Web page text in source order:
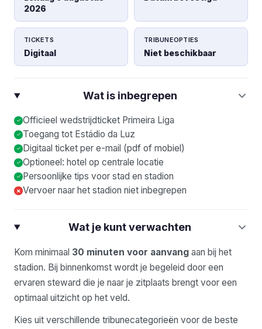
2026
TICKETS
Digitaal
TRIBUNEOPTIES
Niet beschikbaar
Wat is inbegrepen
Officieel wedstrijdticket Primeira Liga
Toegang tot Estádio da Luz
Digitaal ticket per e-mail (pdf of mobiel)
Optioneel: hotel op centrale locatie
Persoonlijke tips voor stad en stadion
× Vervoer naar het stadion niet inbegrepen
Wat je kunt verwachten
Kom minimaal 30 minuten voor aanvang aan bij het
stadion. Bij binnenkomst wordt je begeleid door een
ervaren steward die je naar je zitplaats brengt voor een
optimaal uitzicht op het veld.
Kies uit verschillende tribunecategorieën voor de beste